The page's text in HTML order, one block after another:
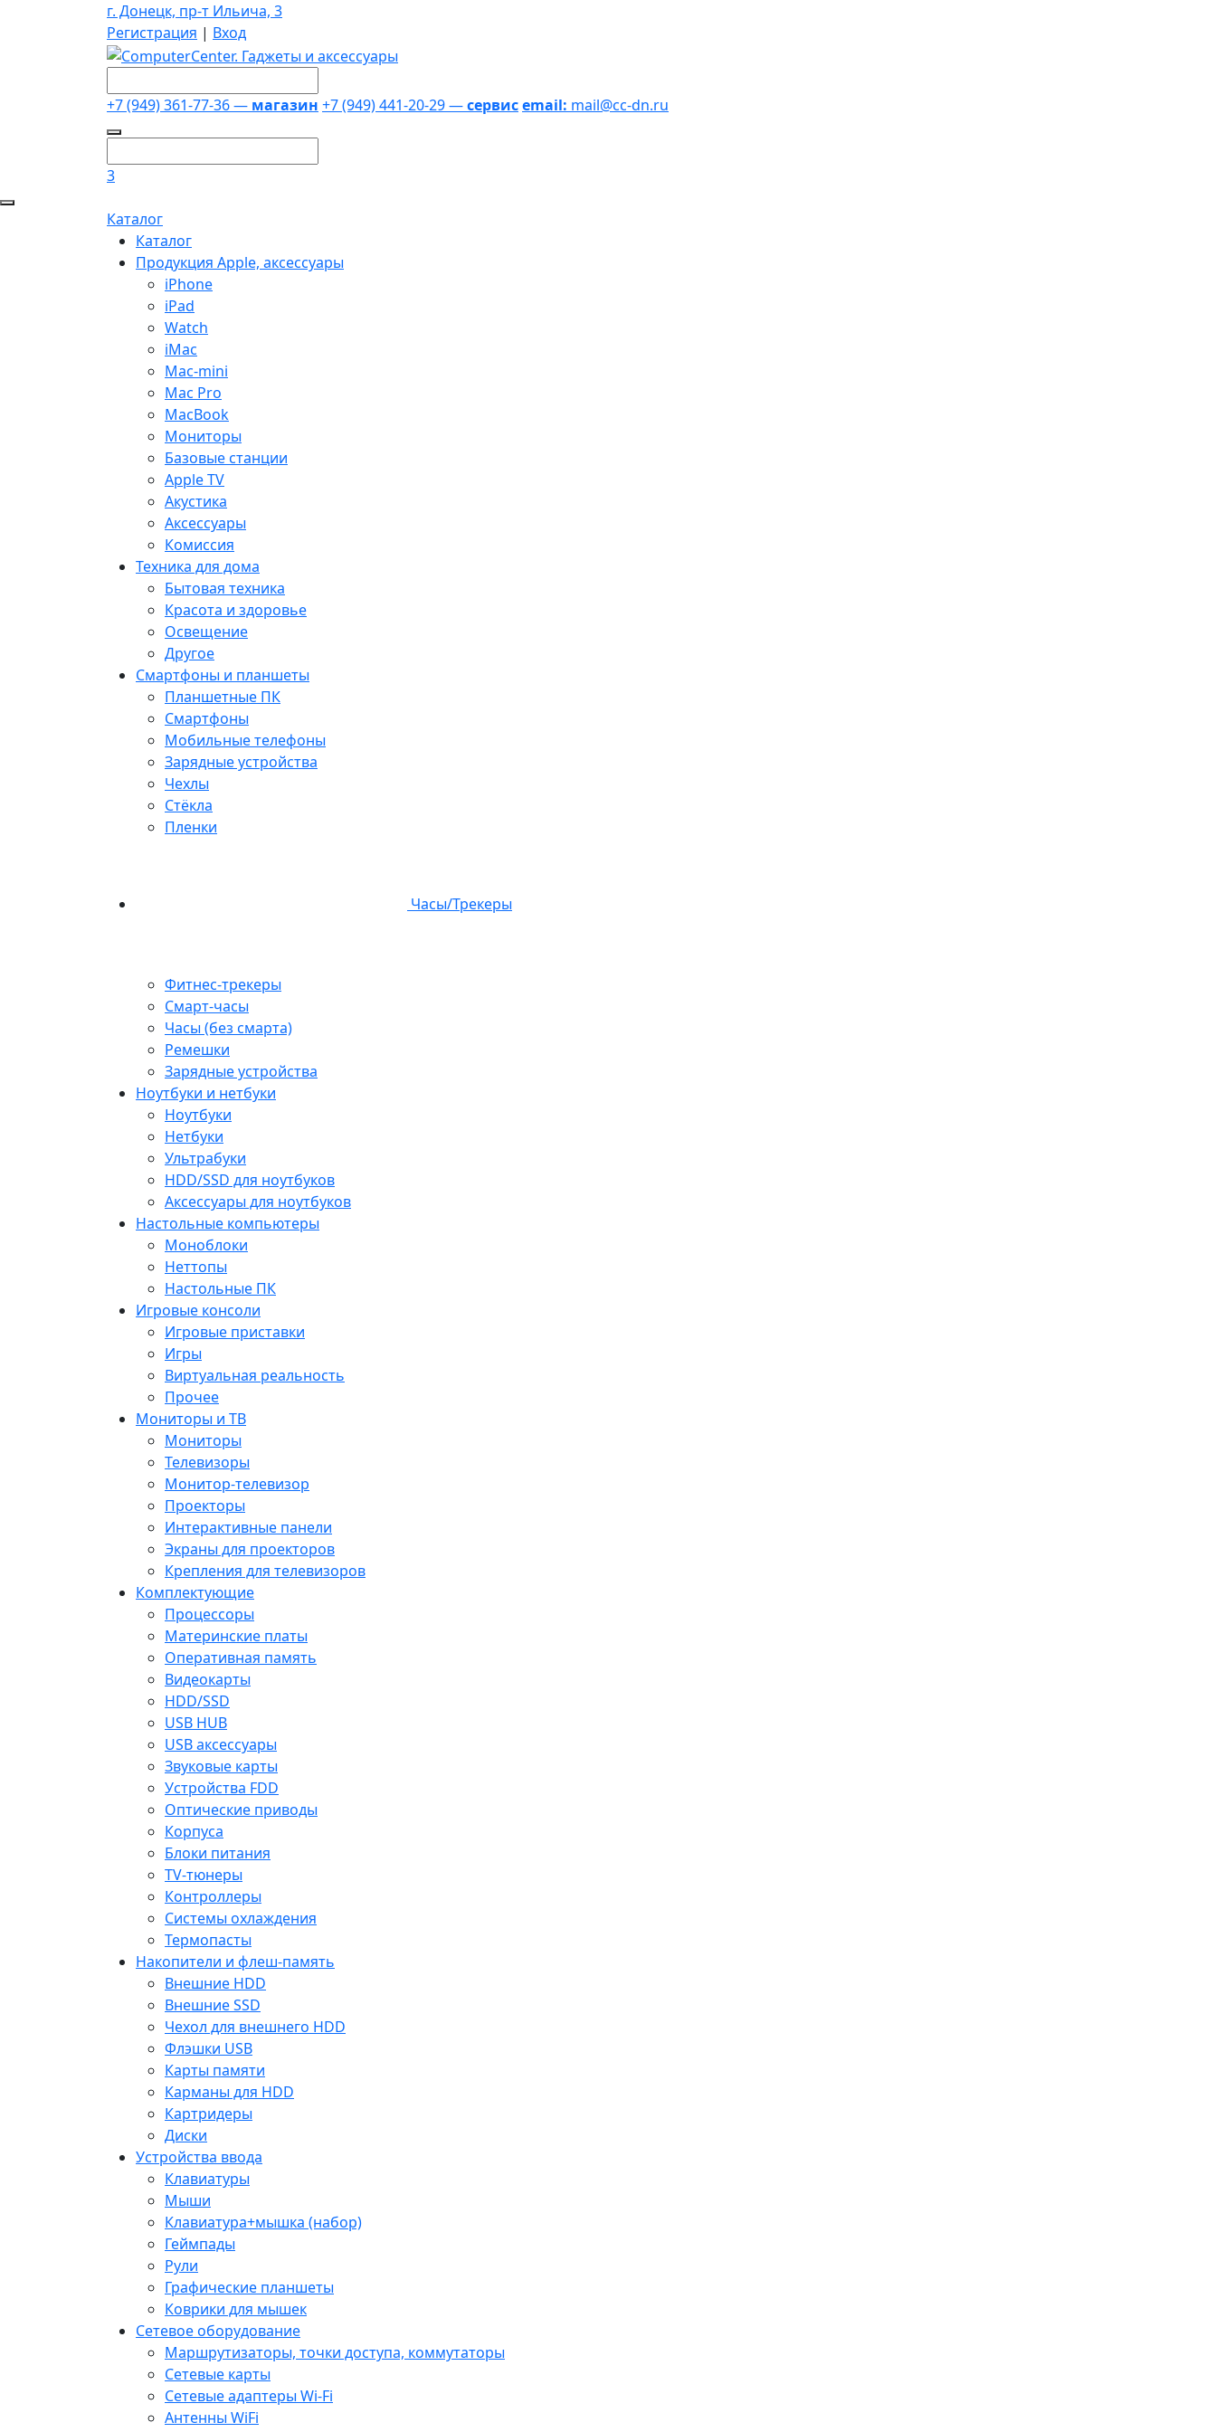
г. Донецк, пр-т Ильича, 3
Регистрация | Вход
+7 (949) 361-77-36 — магазин +7 (949) 441-20-29 —сервисemail: mail@cc-dn.ru
3
Каталог
Каталог
Продукция Apple, аксессуары
iPhone
iPad
Watch
iMac
Mac-mini
Mac Pro
MacBook
Мониторы
Базовые станции
Apple TV
Акустика
Аксессуары
Комиссия
Техника для дома
Бытовая техника
Красота и здоровье
Освещение
Другое
Смартфоны и планшеты
Планшетные ПК
Смартфоны
Мобильные телефоны
Зарядные устройства
Чехлы
Стёкла
Пленки
Часы/Трекеры
Фитнес-трекеры
Смарт-часы
Часы (без смарта)
Ремешки
Зарядные устройства
Ноутбуки и нетбуки
Ноутбуки
Нетбуки
Ультрабуки
HDD/SSD для ноутбуков
Аксессуары для ноутбуков
Настольные компьютеры
Моноблоки
Неттопы
Настольные ПК
Игровые консоли
Игровые приставки
Игры
Виртуальная реальность
Прочее
Мониторы и ТВ
Мониторы
Телевизоры
Монитор-телевизор
Проекторы
Интерактивные панели
Экраны для проекторов
Крепления для телевизоров
Комплектующие
Процессоры
Материнские платы
Оперативная память
Видеокарты
HDD/SSD
USB HUB
USB аксессуары
Звуковые карты
Устройства FDD
Оптические приводы
Корпуса
Блоки питания
TV-тюнеры
Контроллеры
Системы охлаждения
Термопасты
Накопители и флеш-память
Внешние HDD
Внешние SSD
Чехол для внешнего HDD
Флэшки USB
Карты памяти
Карманы для HDD
Картридеры
Диски
Устройства ввода
Клавиатуры
Мыши
Клавиатура+мышка (набор)
Геймпады
Рули
Графические планшеты
Коврики для мышек
Сетевое оборудование
Маршрутизаторы, точки доступа, коммутаторы
Сетевые карты
Сетевые адаптеры Wi-Fi
Антенны WiFi